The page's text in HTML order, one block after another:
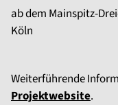
ab dem Mainspitz-
Köln
Weiterführende
Projektwebsite.